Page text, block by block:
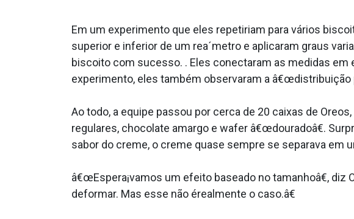
Em um experimento que eles repetiriam para vários
superior e inferior de um rea´metro e aplicaram graus
biscoito com sucesso. . Eles conectaram as medidas em
experimento, eles também observaram a â€œdistribuição
Ao todo, a equipe passou por cerca de 20 caixas de
regulares, chocolate amargo e wafer â€œdouradoâ€.
sabor do creme, o creme quase sempre se separava em
â€œEspera¡vamos um efeito baseado no tamanhoâ€,
deformar. Mas esse não érealmente o caso.â€